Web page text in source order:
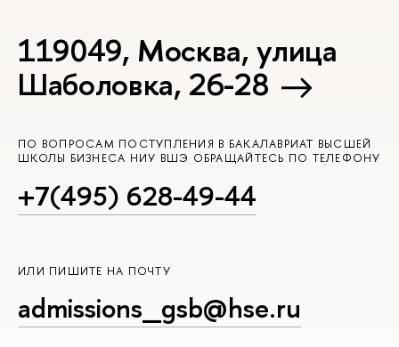
119049, Москва, улица
Шаболовка, 26-28
ПО ВОПРОСАМ ПОСТУПЛЕНИЯ В БАКАЛАВРИАТ ВЫСШЕЙ
ШКОЛЫ БИЗНЕСА НИУ ВШЭ ОБРАЩАЙТЕСЬ ПО ТЕЛЕФОНУ
+7(495) 628-49-44
ИЛИ ПИШИТЕ НА ПОЧТУ
admissions_gsb@hse.ru